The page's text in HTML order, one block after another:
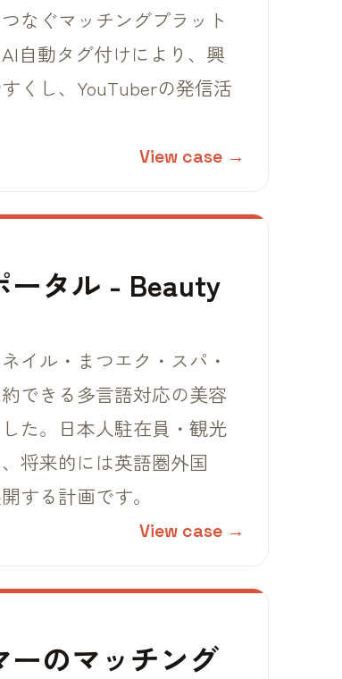
なぐマッチングプラット
自動タグ付けにより、興
くし、YouTuberの発信活
View case →
ータル - Beauty
イル・まつエク・スパ・
できる多言語対応の美容
た。日本人駐在員・観光
将来的には英語圏外国
する計画です。
View case →
ーのマッチング